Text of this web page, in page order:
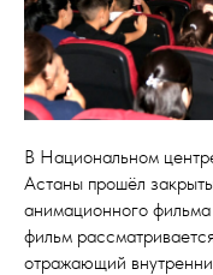
В Национальном
Астаны прошёл
анимационного
фильм
отражающий